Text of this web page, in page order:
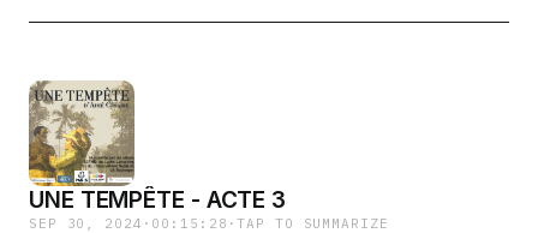
UNE TEMPÊTE - ACTE 3
SEP 30, 2024 · 00:15:28 ·TAP TO SUMMARIZE